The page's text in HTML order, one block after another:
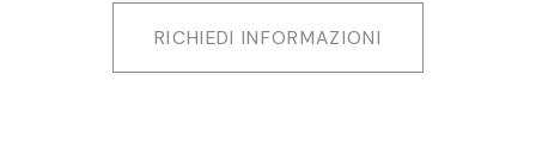
RICHIEDI INFORMAZIONI